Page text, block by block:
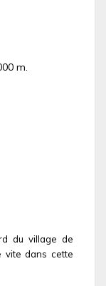
m.
du village de
vite dans cette